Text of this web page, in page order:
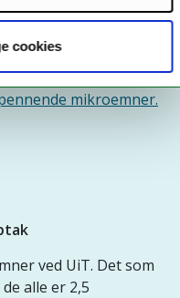
cookies
mikroemner.
ved UiT. Det som
alle er 2,5